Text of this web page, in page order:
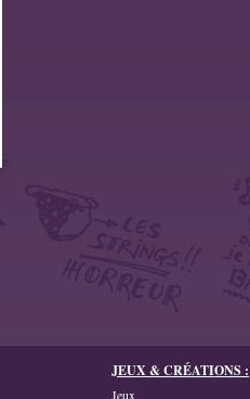
JEUX & CRÉATIONS :
Jeux